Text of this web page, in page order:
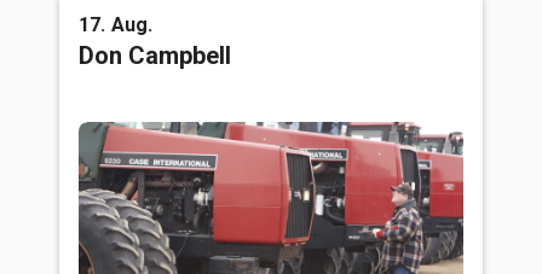
17. Aug.
Don Campbell